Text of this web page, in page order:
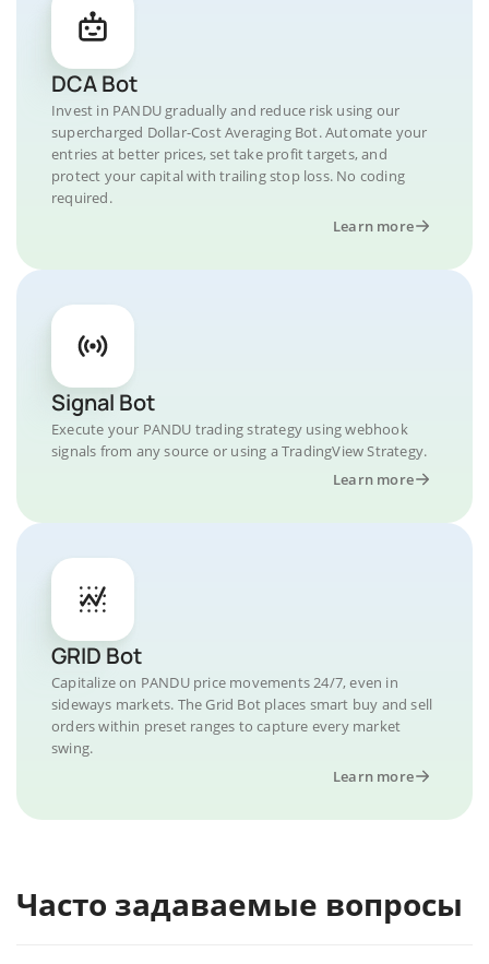
DCA Bot
Invest in PANDU gradually and reduce risk using our
supercharged Dollar-Cost Averaging Bot. Automate your
entries at better prices, set take profit targets, and
protect your capital with trailing stop loss. No coding
required.
Learn more
Signal Bot
Execute your PANDU trading strategy using webhook
signals from any source or using a TradingView Strategy.
Learn more
GRID Bot
Capitalize on PANDU price movements 24/7, even in
sideways markets. The Grid Bot places smart buy and sell
orders within preset ranges to capture every market
swing.
Learn more
Часто задаваемые вопросы